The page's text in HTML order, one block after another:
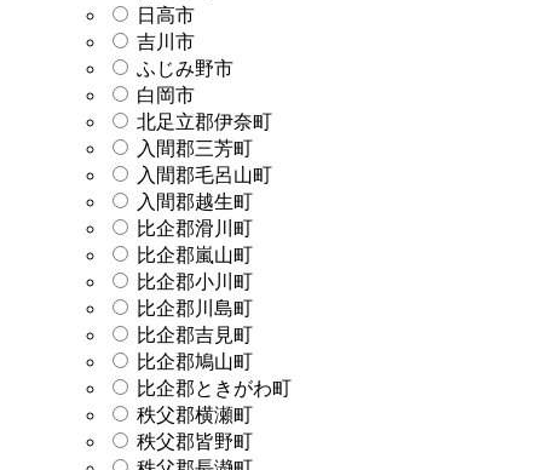
日高市
吉川市
ふじみ野市
白岡市
北足立郡伊奈町
入間郡三芳町
入間郡毛呂山町
入間郡越生町
比企郡滑川町
比企郡嵐山町
比企郡小川町
比企郡川島町
比企郡吉見町
比企郡鳩山町
比企郡ときがわ町
秩父郡横瀬町
秩父郡皆野町